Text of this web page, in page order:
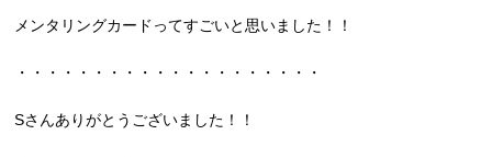
メンタリングカードってすごいと思いました！！
・・・・・・・・・・・・・・・・・・・・
Sさんありがとうございました！！